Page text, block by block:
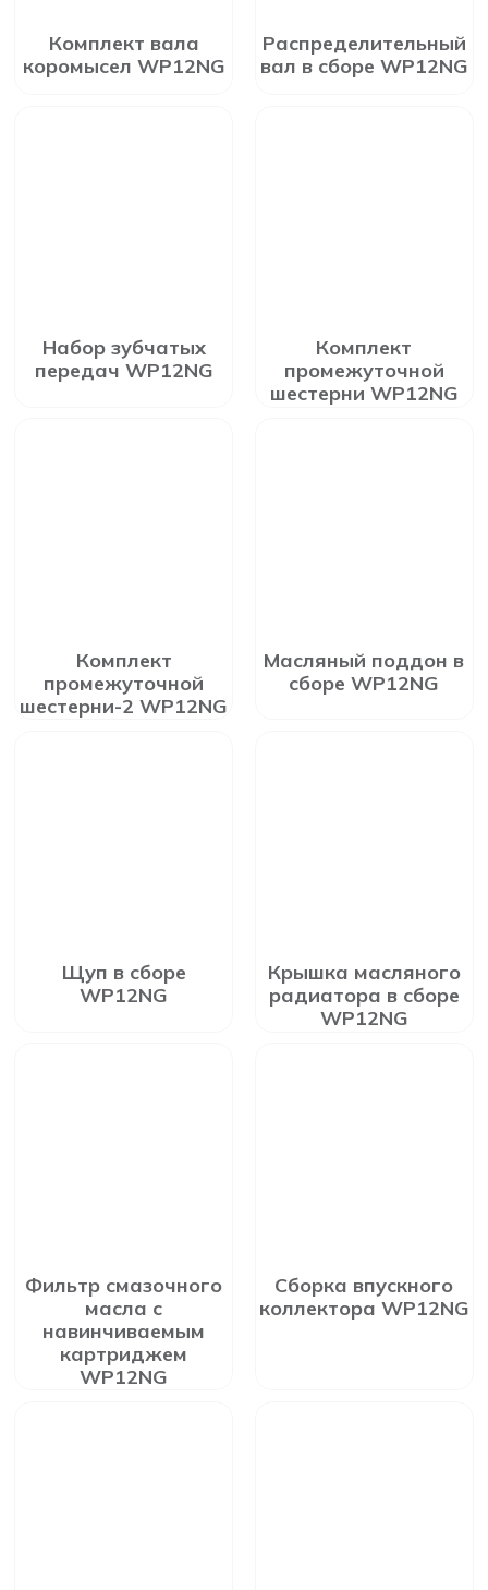
Комплект вала
коромысел WP12NG
Распределительный
вал в сборе WP12NG
Набор зубчатых
передач WP12NG
Комплект
промежуточной
шестерни WP12NG
Комплект
промежуточной
шестерни-2 WP12NG
Масляный поддон в
сборе WP12NG
Щуп в сборе
WP12NG
Крышка масляного
радиатора в сборе
WP12NG
Фильтр смазочного
масла с
навинчиваемым
картриджем
WP12NG
Сборка впускного
коллектора WP12NG